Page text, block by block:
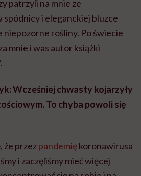
patrzyli na mnie ze
spódnicy i eleganckiej bluzce
niepozorne rośliny. Po świecie
mnie i was autor książki
Wcześniej chwasty kojarzyły
To chyba powoli się
że przezpandemiękoronawirusa
i zaczęliśmy mieć więcej